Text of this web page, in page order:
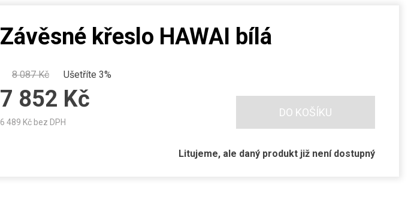
Závěsné křeslo HAWAI bílá
8 087Kč Ušetříte 3%
7 852 Kč
6 489 Kč bez DPH
DO KOŠÍKU
Litujeme, ale daný produkt již není dostupný